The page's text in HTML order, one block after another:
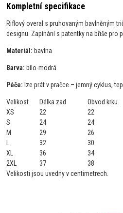
Kompletní specifikace
Riflový overal s pruhovaným bavlněným
designu. Zapínání s patentky na břiše pro
Materiál: bavlna
Barva: bílo-modrá
Péče: lze prát v pračce – jemný cyklus,
Velikost Délka zad Obvod krku
XS
22 22
S
24 24
M
29 26
32 30
XL
36 34
2XL
37 38
Velikosti jsou uvedny v centimetrech.